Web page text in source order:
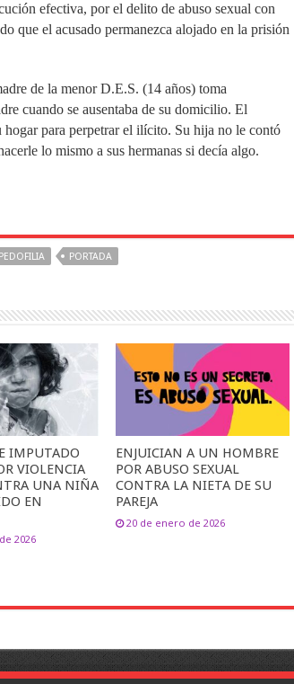
efectiva, por el delito de abuso sexual con
que el acusado permanezca alojado en la prisión
de la menor D.E.S. (14 años) toma
cuando se ausentaba de su domicilio. El
para perpetrar el ilícito. Su hija no le contó
lo mismo a sus hermanas si decía algo.
PEDOFILIA PORTADA
IMPUTADO
VIOLENCIA
UNA NIÑA
EN
2026
ENJUICIAN A UN HOMBRE
POR ABUSO SEXUAL
CONTRA LA NIETA DE SU
PAREJA
20 de enero de 2026